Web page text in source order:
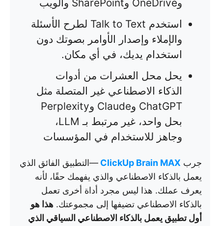
وOneDrive وSharePoint والويب
استخدم Talk to Text لطرح الأسئلة
والإملاء وإصدار الأوامر بصوتك دون
استخدام يديك، في أي مكان.
يحل محل العشرات من أدوات
الذكاء الاصطناعي غير المتصلة مثل
ChatGPT وClaude وPerplexity
بحل واحد، غير مرتبط بـ LLM،
وجاهز للاستخدام في المؤسسات
جرب ClickUp Brain MAX —التطبيق الفائق الذي
يعمل بالذكاء الاصطناعي والذي يفهمك حقًا، لأنه
يعرف عملك. هذا ليس مجرد أداة أخرى تعمل
بالذكاء الاصطناعي تضيفها إلى مجموعتك. هذا هو
أول تطبيق يعمل بالذكاء الاصطناعي السياقي الذي